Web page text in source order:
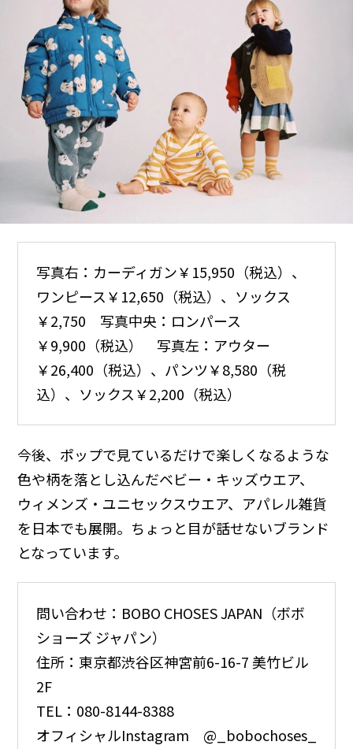
写真右：カーディガン￥15,950（税込）、
ワンピース￥12,650（税込）、ソックス
￥2,750 写真中央：ロンパース
￥9,900（税込） 写真左：アウター
￥26,400（税込）、パンツ￥8,580（税
込）、ソックス￥2,200（税込）
今後、ポップで見ているだけで楽しくなるような
色や柄を落とし込んだベビー・キッズウエア、
ウィメンズ・ユニセックスウエア、アパレル雑貨
を日本でも展開。ちょっと目が話せないブランド
となっています。
問い合わせ：BOBO CHOSES JAPAN（ボボ
ショーズ ジャパン）
住所：東京都渋谷区神宮前6-16-7 美竹ビル
2F
TEL：080-8144-8388
オフィシャルInstagram @_bobochoses_